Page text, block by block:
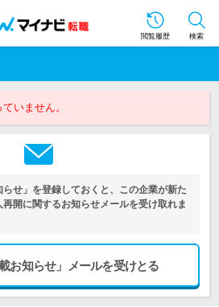
閲覧履歴 検索
いません。
せ」を登録しておくと、この企業が新た
開に関するお知らせメールを受け取れま
お知らせ」メールを受けとる